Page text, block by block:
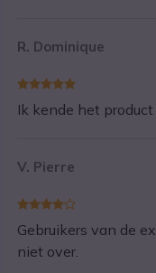
R. Dominique
Ik kende het
V. Pierre
Gebruikers van de
niet over.